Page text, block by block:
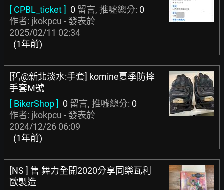
[ CPBL_ticket ] 0 留言, 推噓總分: 0
作者: jkokpcu - 發表於
2025/02/11 02:34
(1年前)
[舊@新北淡水:手套] komine夏季防摔
手套M號
[ BikerShop ] 0 留言, 推噓總分: 0
作者: jkokpcu - 發表於
2024/12/26 06:09
(1年前)
[NS ] 售 舞力全開2020分享同樂瓦利
歐製造